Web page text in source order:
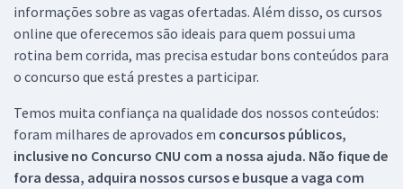
informações sobre as vagas ofertadas. Além disso, os cursos
online que oferecemos são ideais para quem possui uma
rotina bem corrida, mas precisa estudar bons conteúdos para
o concurso que está prestes a participar.
Temos muita confiança na qualidade dos nossos conteúdos:
foram milhares de aprovados em concursos públicos,
inclusive no Concurso CNU com a nossa ajuda. Não fique de
fora dessa, adquira nossos cursos e busque a vaga com